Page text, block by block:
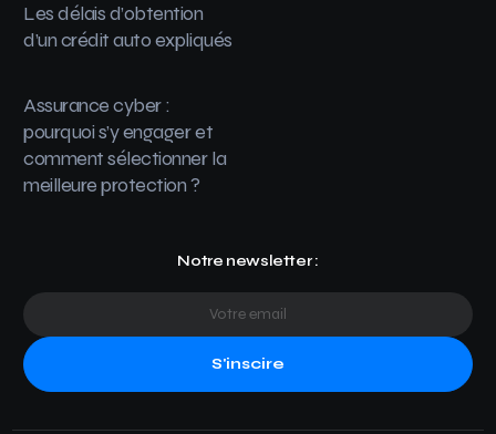
Les délais d’obtention
d’un crédit auto expliqués
Assurance cyber :
pourquoi s’y engager et
comment sélectionner la
meilleure protection ?
Notre newsletter :
S'inscire